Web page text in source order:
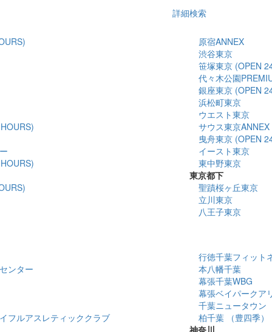
詳細検索
原宿ANNEX
渋谷東京
笹塚東京 (OPEN
代々木公園
銀座東京 (OPEN
浜松町東京
ウエスト東京
サウス東京ANNEX
曳舟東京 (OPEN
イースト東京
東中野東京
東京都下
聖蹟桜ヶ丘東京
立川東京
八王子東京
行徳千葉フィット
ンター
本八幡千葉
幕張千葉WBG
幕張ベイパークア
千葉ニュータウン
フルアスレティッククラブ
柏千葉 （豊四季）
神奈川